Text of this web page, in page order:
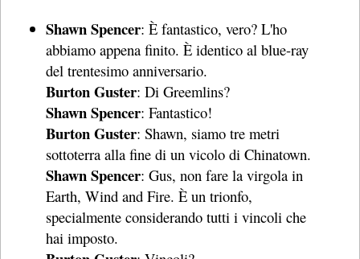
Shawn Spencer: È fantastico, vero? L'ho
abbiamo appena finito. È identico al blue-ray
del trentesimo anniversario.
Burton Guster: Di Greemlins?
Shawn Spencer: Fantastico!
Burton Guster: Shawn, siamo tre metri
sottoterra alla fine di un vicolo di Chinatown.
Shawn Spencer: Gus, non fare la virgola in
Earth, Wind and Fire. È un trionfo,
specialmente considerando tutti i vincoli che
hai imposto.